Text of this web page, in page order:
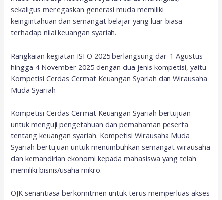
sekaligus menegaskan generasi muda memiliki
keingintahuan dan semangat belajar yang luar biasa
terhadap nilai keuangan syariah.
Rangkaian kegiatan ISFO 2025 berlangsung dari 1 Agustus
hingga 4 November 2025 dengan dua jenis kompetisi, yaitu
Kompetisi Cerdas Cermat Keuangan Syariah dan Wirausaha
Muda Syariah.
Kompetisi Cerdas Cermat Keuangan Syariah bertujuan
untuk menguji pengetahuan dan pemahaman peserta
tentang keuangan syariah. Kompetisi Wirausaha Muda
Syariah bertujuan untuk menumbuhkan semangat wirausaha
dan kemandirian ekonomi kepada mahasiswa yang telah
memiliki bisnis/usaha mikro.
OJK senantiasa berkomitmen untuk terus memperluas akses